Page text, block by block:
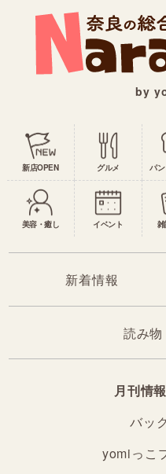
by
新店OPEN グルメ パ
美容・癒し イベント
新着情報
読み
月刊情
バッ
yomiっこ